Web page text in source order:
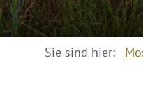
Sie sind hier: